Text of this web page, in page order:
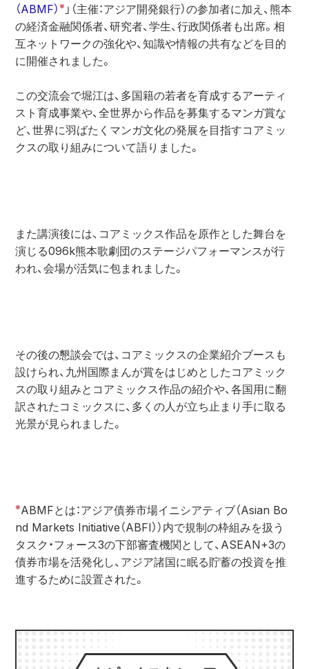
（ABMF） ※ 」（主催：アジア開発銀行）の参加者に加え、熊本
の経済金融関係者、研究者、学生、行政関係者も出席。相
互ネットワークの強化や、知識や情報の共有などを目的
に開催されました。
この交流会で堀江は、多国籍の若者を育成するアーティ
スト育成事業や、全世界から作品を募集するマンガ賞な
ど、世界に羽ばたくマンガ文化の発展を目指すコアミッ
クスの取り組みについて語りました。
また講演後には、コアミックス作品を原作とした舞台を
演じる096k熊本歌劇団のステージパフォーマンスが行
われ、会場が活気に包まれました。
その後の懇談会では、コアミックスの企業紹介ブースも
設けられ、九州国際まんが賞をはじめとしたコアミック
スの取り組みとコアミックス作品の紹介や、各国用に翻
訳されたコミックスに、多くの人が立ち止まり手に取る
光景が見られました。
※ABMFとは：アジア債券市場イニシアティブ（Asian Bo
nd Markets Initiative（ABFI））内で規制の枠組みを扱う
タスク・フォース3の下部審査機関として、ASEAN+3の
債券市場を活発化し、アジア諸国に眠る貯蓄の投資を推
進するために設置された。